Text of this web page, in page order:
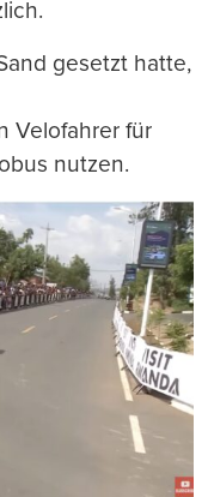
gesetzt hatte,
Velofahrer für
nutzen.